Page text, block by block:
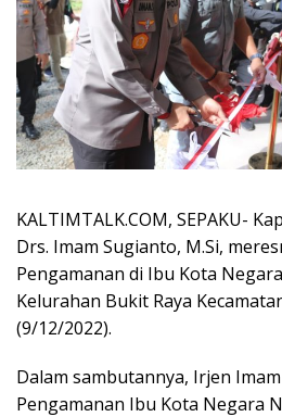
KALTIMTALK.COM, SEPAKU-
Drs. Imam Sugianto, M.Si,
Pengamanan di Ibu Kota
Kelurahan Bukit Raya
(9/12/2022).
Dalam sambutannya, Irjen
Pengamanan Ibu Kota Negara